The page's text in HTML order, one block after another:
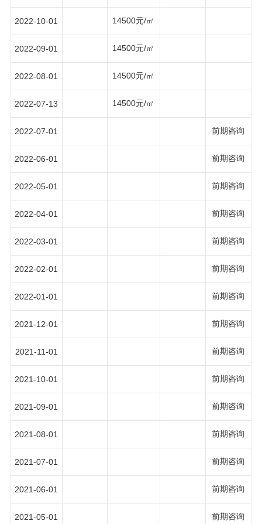
2022-10-01 14500元/㎡
2022-09-01 14500元/㎡
2022-08-01 14500元/㎡
2022-07-13 14500元/㎡
2022-07-01 前期咨询
2022-06-01 前期咨询
2022-05-01 前期咨询
2022-04-01 前期咨询
2022-03-01 前期咨询
2022-02-01 前期咨询
2022-01-01 前期咨询
2021-12-01 前期咨询
2021-11-01 前期咨询
2021-10-01 前期咨询
2021-09-01 前期咨询
2021-08-01 前期咨询
2021-07-01 前期咨询
2021-06-01 前期咨询
2021-05-01 前期咨询